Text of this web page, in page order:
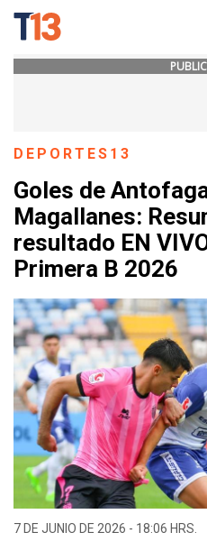
DEPORTES13
Goles de
Magallanes:
resultado EN
Primera B 2026
7 DE JUNIO DE 2026 - 18:06 HRS.